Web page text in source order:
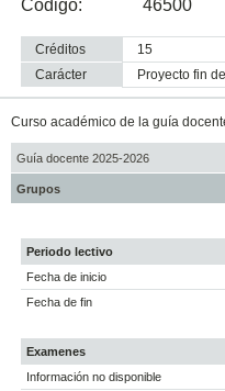
Código:
46500
Créditos
15
Carácter
proyecto fin
Curso académico de la guía
Guía docente 2025-2026
Grupos
Periodo lectivo
Fecha de inicio
Fecha de fin
Examenes
Información no disponible